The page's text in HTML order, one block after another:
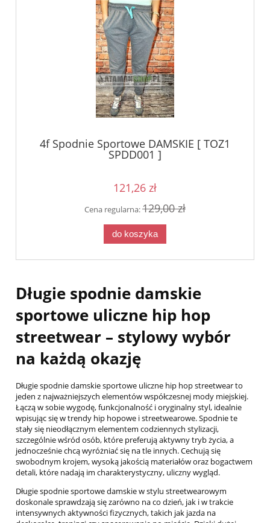
4f Spodnie Sportowe DAMSKIE [ TOZ1
SPDD001 ]
121,26 zł
Cena regularna:129,00 zł
do koszyka
Długie spodnie damskie
sportowe uliczne hip hop
streetwear – stylowy wybór
na każdą okazję
Długie spodnie damskie sportowe uliczne hip hop streetwear to
jeden z najważniejszych elementów współczesnej mody miejskiej.
Łączą w sobie wygodę, funkcjonalność i oryginalny styl, idealnie
wpisując się w trendy hip hopowe i streetwearowe. Spodnie te
stały się nieodłącznym elementem codziennych stylizacji,
szczególnie wśród osób, które preferują aktywny tryb życia, a
jednocześnie chcą wyróżniać się na tle innych. Cechują się
swobodnym krojem, wysoką jakością materiałów oraz bogactwem
detali, które nadają im charakterystyczny, uliczny wygląd.
Długie spodnie sportowe damskie w stylu streetwearowym
doskonale sprawdzają się zarówno na co dzień, jak i w trakcie
intensywnych aktywności fizycznych, takich jak jazda na